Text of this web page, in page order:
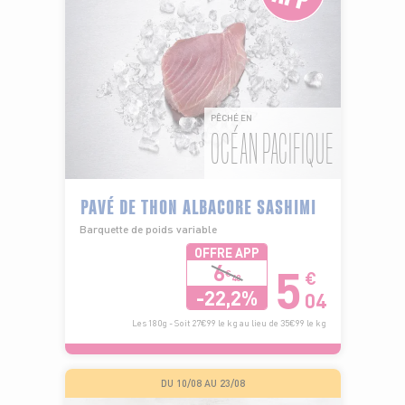
PÊCHÉ EN
OCÉAN PACIFIQUE
PAVÉ DE THON ALBACORE SASHIMI
Barquette de poids variable
OFFRE APP
6€48
-22,2% 5 €
04
Les 180g - Soit 27€99 le kg au lieu de 35€99 le kg
DU 10/08 AU 23/08